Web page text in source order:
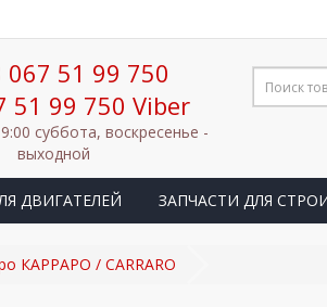
067 51 99 750
51 99 750 Viber
суббота, воскресенье -
выходной
ДВИГАТЕЛЕЙ ЗАПЧАСТИ ДЛЯ
КАРРАРО / CARRARO